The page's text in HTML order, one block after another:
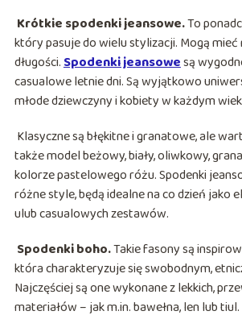
Krótkie spodenki jeansowe.To
który pasuje do wielu stylizacji. Mogą
długości.Spodenki jeansowesą
casualowe letnie dni. Są wyjątkowo
młode dziewczyny i kobiety w każdym
Klasyczne są błękitne i granatowe, ale
także model beżowy, biały, oliwkowy,
kolorze pastelowego różu. Spodenki
różne style, będą idealne na co dzień jako
ulub casualowych zestawów.
Spodenki boho.Takie fasony są
która charakteryzuje się swobodnym,
Najczęściej są one wykonane z lekkich,
materiałów – jak m.in. bawełna, len lub tiul.